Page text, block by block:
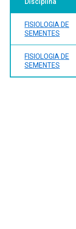
FISIOLOGIA DE
SEMENTES
FISIOLOGIA DE
SEMENTES